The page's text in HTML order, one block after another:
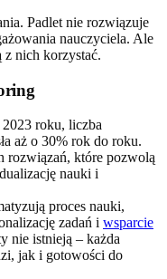
Padlet nie rozwiązuje
nauczyciela. Ale
z nich korzystać.
2023 roku, liczba
aż o 30% rok do roku.
rozwiązań, które pozwolą
nauki i
proces nauki,
zadań i wsparcie
nie istnieją – każda
jak i gotowości do